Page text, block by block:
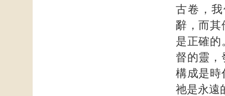
古卷，
辭，而其
是正確的
督的靈，
構成是時
祂是永遠